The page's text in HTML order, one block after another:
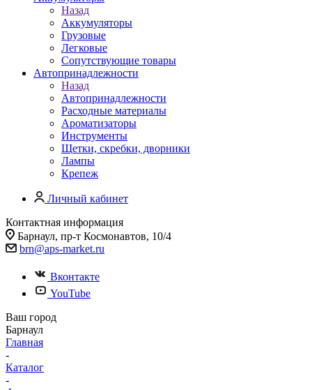
Назад
Аккумуляторы
Грузовые
Легковые
Сопутствующие товары
Автопринадлежности
Назад
Автопринадлежности
Расходные материалы
Ароматизаторы
Инструменты
Щетки, скребки, дворники
Лампы
Крепеж
Личный кабинет
Контактная информация
Барнаул, пр-т Космонавтов, 10/4
brn@aps-market.ru
Вконтакте
YouTube
Ваш город
Барнаул
Главная
-
Каталог
-